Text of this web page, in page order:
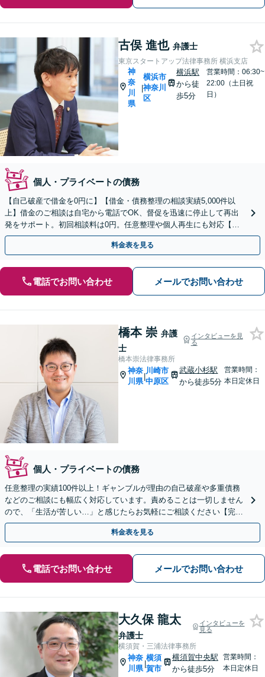
古俣 進也 弁護士
東京スタートアップ法律事務所 横浜支店
神
奈
川
県
|
横浜市
神奈川
区
横浜駅
から徒
歩5分
営業時間：06:30~
22:00（土日祝
日）
個人・プライベートの債務
【自己破産で借金を0円に】【借金・債務整理の相談実績5,000件以
上】借金のご相談は自宅から電話でOK、督促を迅速に停止して再出
発をサポート。初回相談料は0円。任意整理や個人再生にも対応【土
日祝日・夜間も相談受付】【費用の分割払い可】
料金表を見る
電話でお問い合わせ メールでお問い合わせ
橋本 崇 弁護
士
インタビューを見
る
橋本崇法律事務所
神奈
川県
|
川崎市
中原区
武蔵小杉駅
から徒歩5分
営業時間：
本日定休日
個人・プライベートの債務
任意整理の実績100件以上！ギャンブルが理由の自己破産や多重債務
などのご相談にも幅広く対応しています。責めることは一切しません
ので、「生活が苦しい…」と感じたらお気軽にご相談ください【完全
個室】【土日祝日面談可】
料金表を見る
電話でお問い合わせ メールでお問い合わせ
大久保 龍太
弁護士
インタビューを
見る
横須賀・三浦法律事務所
神奈
川県
|
横須
賀市
横須賀中央駅
から徒歩5分
営業時間：
本日定休日